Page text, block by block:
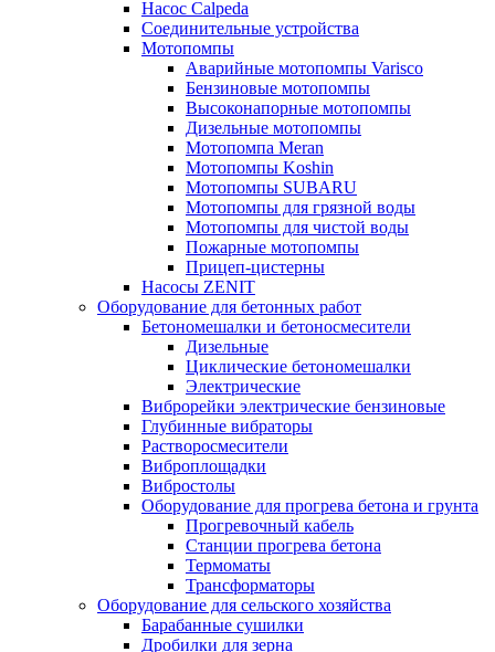
Насос Calpeda
Соединительные устройства
Мотопомпы
Аварийные мотопомпы Varisco
Бензиновые мотопомпы
Высоконапорные мотопомпы
Дизельные мотопомпы
Мотопомпа Meran
Мотопомпы Koshin
Мотопомпы SUBARU
Мотопомпы для грязной воды
Мотопомпы для чистой воды
Пожарные мотопомпы
Прицеп-цистерны
Насосы ZENIT
Оборудование для бетонных работ
Бетономешалки и бетоносмесители
Дизельные
Циклические бетономешалки
Электрические
Виброрейки электрические бензиновые
Глубинные вибраторы
Растворосмесители
Виброплощадки
Вибростолы
Оборудование для прогрева бетона и грунта
Прогревочный кабель
Станции прогрева бетона
Термоматы
Трансформаторы
Оборудование для сельского хозяйства
Барабанные сушилки
Дробилки для зерна